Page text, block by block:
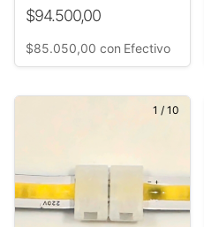
$94.500,00
$85.050,00 con Efectivo
1 / 10